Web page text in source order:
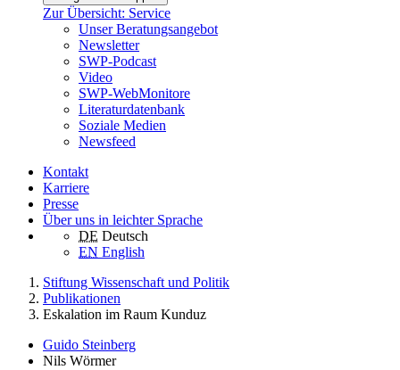
Zur Übersicht: Service
Unser Beratungsangebot
Newsletter
SWP-Podcast
Video
SWP-WebMonitore
Literaturdatenbank
Soziale Medien
Newsfeed
Kontakt
Karriere
Presse
Über uns in leichter Sprache
DE Deutsch
EN English
Stiftung Wissenschaft und Politik
Publikationen
Eskalation im Raum Kunduz
Guido Steinberg
Nils Wörmer